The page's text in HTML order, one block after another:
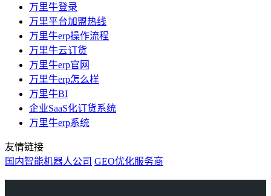
万里牛登录
万里平台加盟热线
万里牛erp操作流程
万里牛云订货
万里牛erp官网
万里牛erp怎么样
万里牛BI
企业SaaS化订货系统
万里牛erp系统
友情链接
国内智能机器人公司 GEO优化服务商